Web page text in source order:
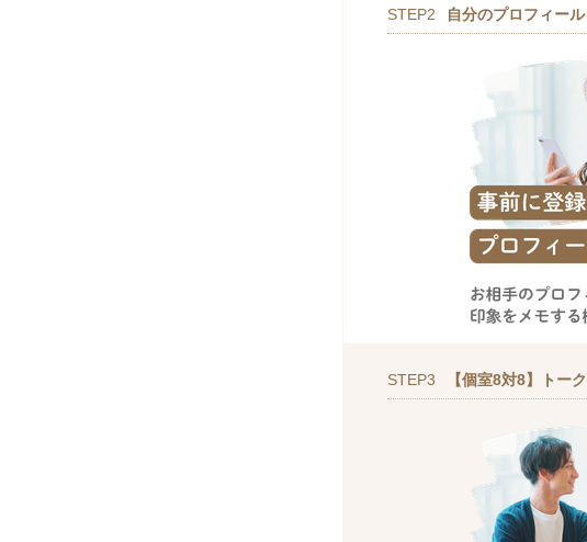
STEP2 自分のプロフィー
STEP3 【個室8対8】トー